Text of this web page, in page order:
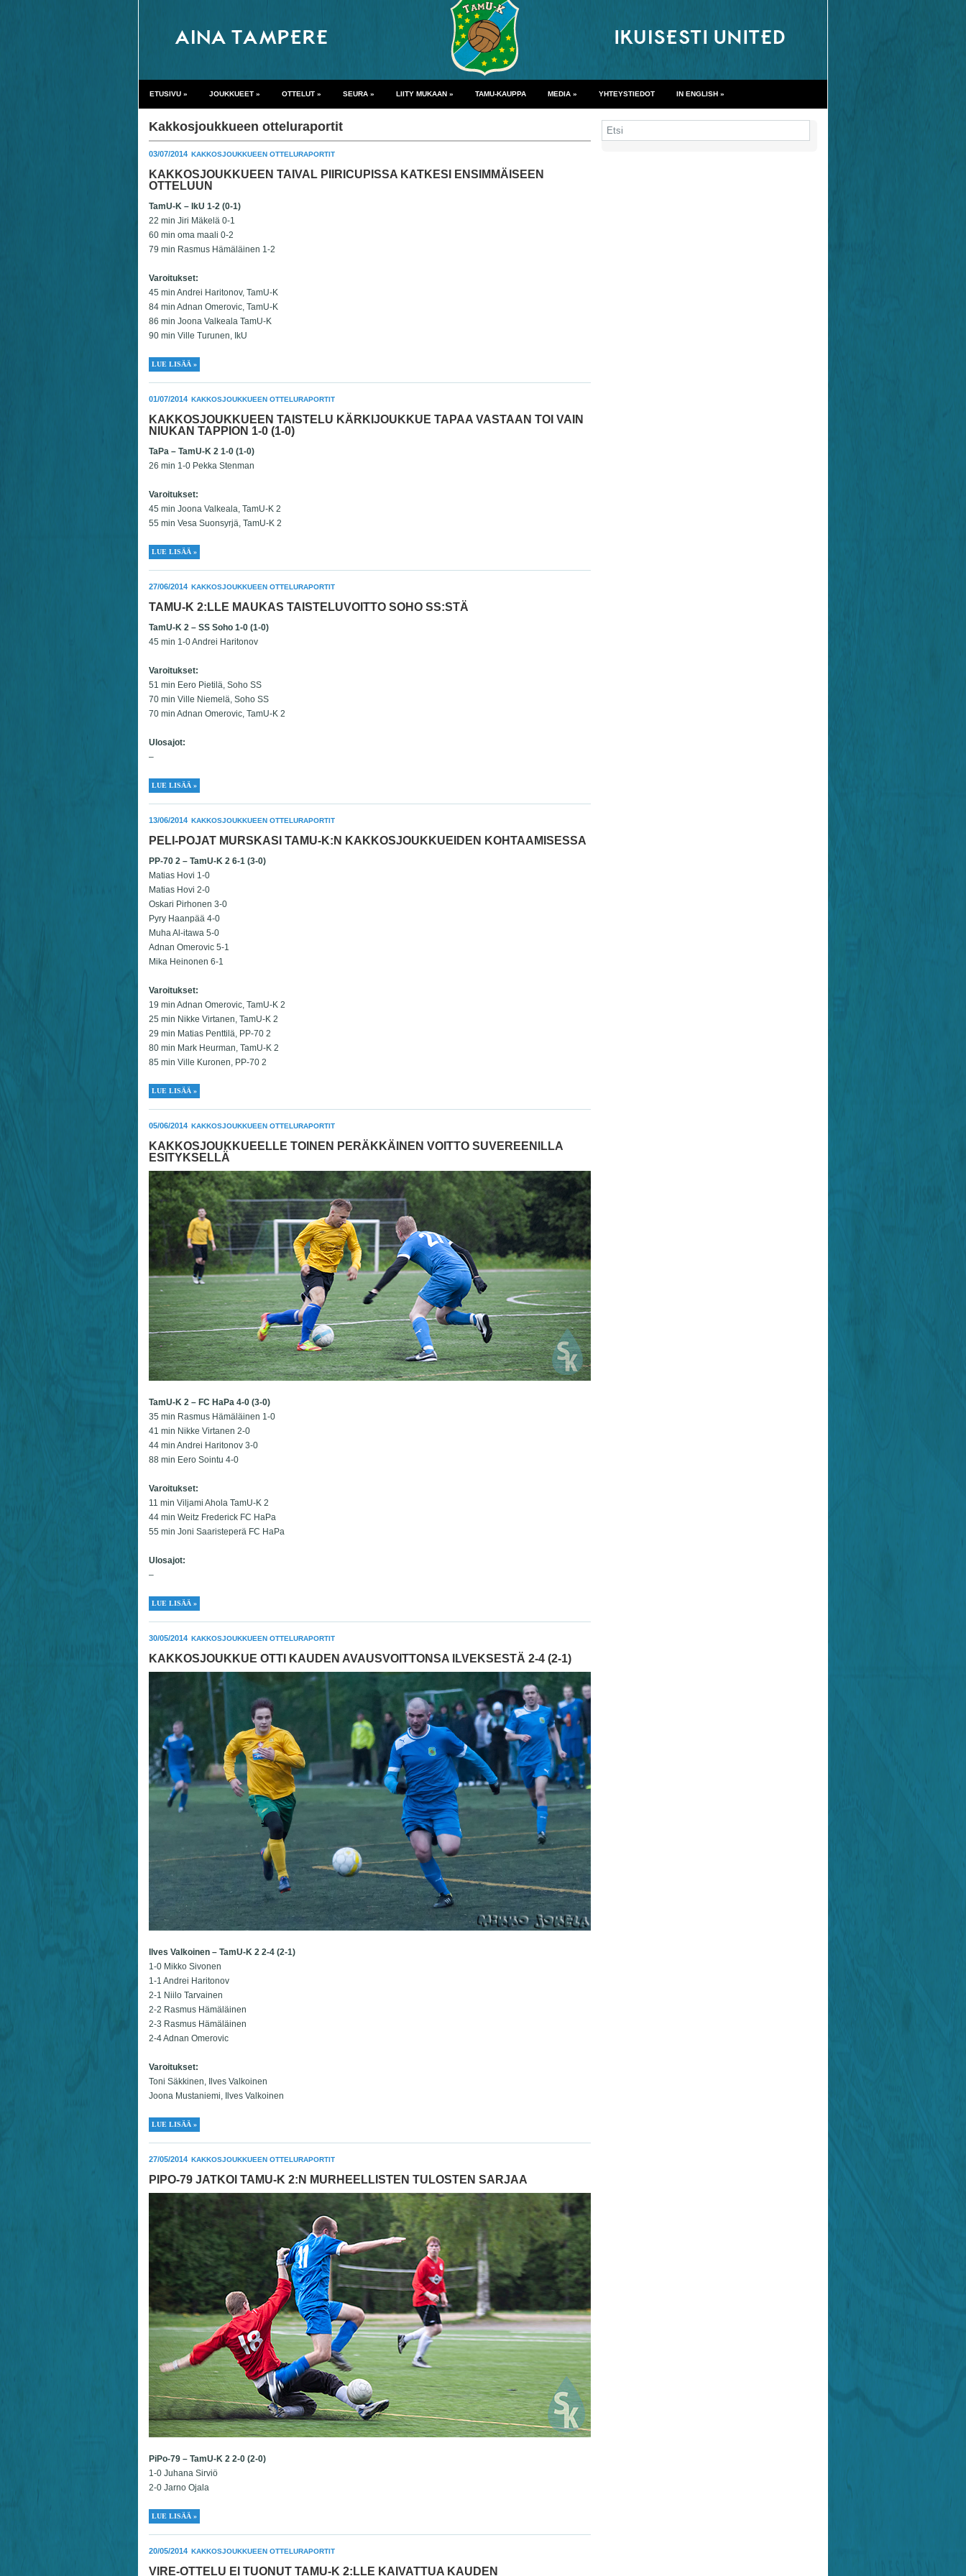
ETUSIVU » JOUKKUEET » OTTELUT » SEURA » LIITY MUKAAN » TAMU-KAUPPA MEDIA » YHTEYSTIEDOT IN ENGLISH »
Kakkosjoukkueen otteluraportit
03/07/2014 KAKKOSJOUKKUEEN OTTELURAPORTIT
KAKKOSJOUKKUEEN TAIVAL PIIRICUPISSA KATKESI ENSIMMÄISEEN
OTTELUUN
TamU-K – IkU 1-2 (0-1)
22 min Jiri Mäkelä 0-1
60 min oma maali 0-2
79 min Rasmus Hämäläinen 1-2
Varoitukset:
45 min Andrei Haritonov, TamU-K
84 min Adnan Omerovic, TamU-K
86 min Joona Valkeala TamU-K
90 min Ville Turunen, IkU
LUE LISÄÄ »
01/07/2014 KAKKOSJOUKKUEEN OTTELURAPORTIT
KAKKOSJOUKKUEEN TAISTELU KÄRKIJOUKKUE TAPAA VASTAAN TOI VAIN
NIUKAN TAPPION 1-0 (1-0)
TaPa – TamU-K 2 1-0 (1-0)
26 min 1-0 Pekka Stenman
Varoitukset:
45 min Joona Valkeala, TamU-K 2
55 min Vesa Suonsyrjä, TamU-K 2
LUE LISÄÄ »
27/06/2014 KAKKOSJOUKKUEEN OTTELURAPORTIT
TAMU-K 2:LLE MAUKAS TAISTELUVOITTO SOHO SS:STÄ
TamU-K 2 – SS Soho 1-0 (1-0)
45 min 1-0 Andrei Haritonov
Varoitukset:
51 min Eero Pietilä, Soho SS
70 min Ville Niemelä, Soho SS
70 min Adnan Omerovic, TamU-K 2
Ulosajot:
–
LUE LISÄÄ »
13/06/2014 KAKKOSJOUKKUEEN OTTELURAPORTIT
PELI-POJAT MURSKASI TAMU-K:N KAKKOSJOUKKUEIDEN KOHTAAMISESSA
PP-70 2 – TamU-K 2 6-1 (3-0)
Matias Hovi 1-0
Matias Hovi 2-0
Oskari Pirhonen 3-0
Pyry Haanpää 4-0
Muha Al-itawa 5-0
Adnan Omerovic 5-1
Mika Heinonen 6-1
Varoitukset:
19 min Adnan Omerovic, TamU-K 2
25 min Nikke Virtanen, TamU-K 2
29 min Matias Penttilä, PP-70 2
80 min Mark Heurman, TamU-K 2
85 min Ville Kuronen, PP-70 2
LUE LISÄÄ »
05/06/2014 KAKKOSJOUKKUEEN OTTELURAPORTIT
KAKKOSJOUKKUEELLE TOINEN PERÄKKÄINEN VOITTO SUVEREENILLA
ESITYKSELLÄ
TamU-K 2 – FC HaPa 4-0 (3-0)
35 min Rasmus Hämäläinen 1-0
41 min Nikke Virtanen 2-0
44 min Andrei Haritonov 3-0
88 min Eero Sointu 4-0
Varoitukset:
11 min Viljami Ahola TamU-K 2
44 min Weitz Frederick FC HaPa
55 min Joni Saaristeperä FC HaPa
Ulosajot:
–
LUE LISÄÄ »
30/05/2014 KAKKOSJOUKKUEEN OTTELURAPORTIT
KAKKOSJOUKKUE OTTI KAUDEN AVAUSVOITTONSA ILVEKSESTÄ 2-4 (2-1)
Ilves Valkoinen – TamU-K 2 2-4 (2-1)
1-0 Mikko Sivonen
1-1 Andrei Haritonov
2-1 Niilo Tarvainen
2-2 Rasmus Hämäläinen
2-3 Rasmus Hämäläinen
2-4 Adnan Omerovic
Varoitukset:
Toni Säkkinen, Ilves Valkoinen
Joona Mustaniemi, Ilves Valkoinen
LUE LISÄÄ »
27/05/2014 KAKKOSJOUKKUEEN OTTELURAPORTIT
PIPO-79 JATKOI TAMU-K 2:N MURHEELLISTEN TULOSTEN SARJAA
PiPo-79 – TamU-K 2 2-0 (2-0)
1-0 Juhana Sirviö
2-0 Jarno Ojala
LUE LISÄÄ »
20/05/2014 KAKKOSJOUKKUEEN OTTELURAPORTIT
VIRE-OTTELU EI TUONUT TAMU-K 2:LLE KAIVATTUA KAUDEN